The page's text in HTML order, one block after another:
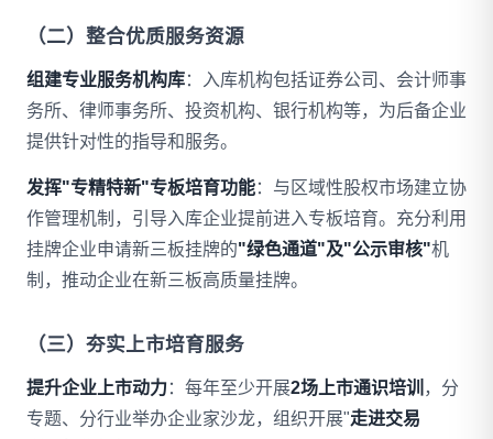
（二）整合优质服务资源
组建专业服务机构库：入库机构包括证券公司、会计师事
务所、律师事务所、投资机构、银行机构等，为后备企业
提供针对性的指导和服务。
发挥"专精特新"专板培育功能：与区域性股权市场建立协
作管理机制，引导入库企业提前进入专板培育。充分利用
挂牌企业申请新三板挂牌的"绿色通道"及"公示审核"机
制，推动企业在新三板高质量挂牌。
（三）夯实上市培育服务
提升企业上市动力：每年至少开展2场上市通识培训 ，分
专题、分行业举办企业家沙龙，组织开展"走进交易